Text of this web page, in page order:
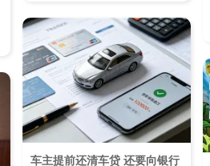
车主提前还清车贷 还要向银行